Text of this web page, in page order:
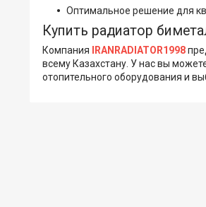
Оптимальное решение для
Купить радиатор
Компания IRANRADIATOR1998
всему Казахстану. У нас вы
отопительного оборудования и